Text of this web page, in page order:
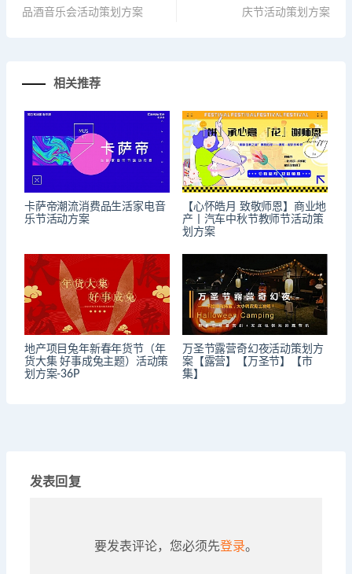
品酒音乐会活动策划方案
庆节活动策划方案
相关推荐
卡萨帝潮流消费品生活家电音
乐节活动方案
【心怀皓月 致敬师恩】商业地
产丨汽车中秋节教师节活动策
划方案
地产项目兔年新春年货节（年
货大集 好事成兔主题）活动策
划方案-36P
万圣节露营奇幻夜活动策划方
案【露营】【万圣节】【市
集】
发表回复
要发表评论，您必须先登录。